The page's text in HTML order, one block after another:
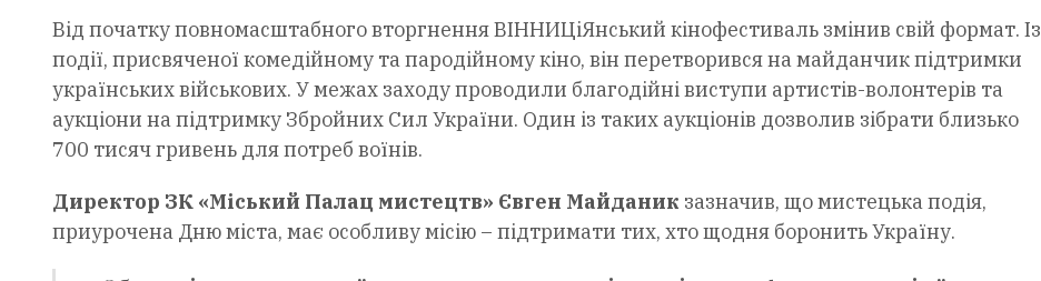
Від початку повномасштабного вторгнення ВІННИЦіЯнський кінофестиваль змінив свій формат. Із
події, присвяченої комедійному та пародійному кіно, він перетворився на майданчик підтримки
українських військових. У межах заходу проводили благодійні виступи артистів-волонтерів та
аукціони на підтримку Збройних Сил України. Один із таких аукціонів дозволив зібрати близько
700 тисяч гривень для потреб воїнів.
Директор ЗК «Міський Палац мистецтв» Євген Майданик зазначив, що мистецька подія,
приурочена Дню міста, має особливу місію – підтримати тих, хто щодня боронить Україну.